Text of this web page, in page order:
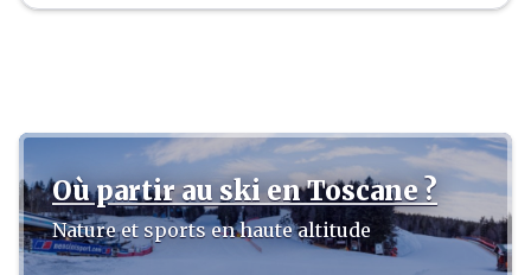
Où partir au ski en Toscane ?
Nature et sports en haute altitude